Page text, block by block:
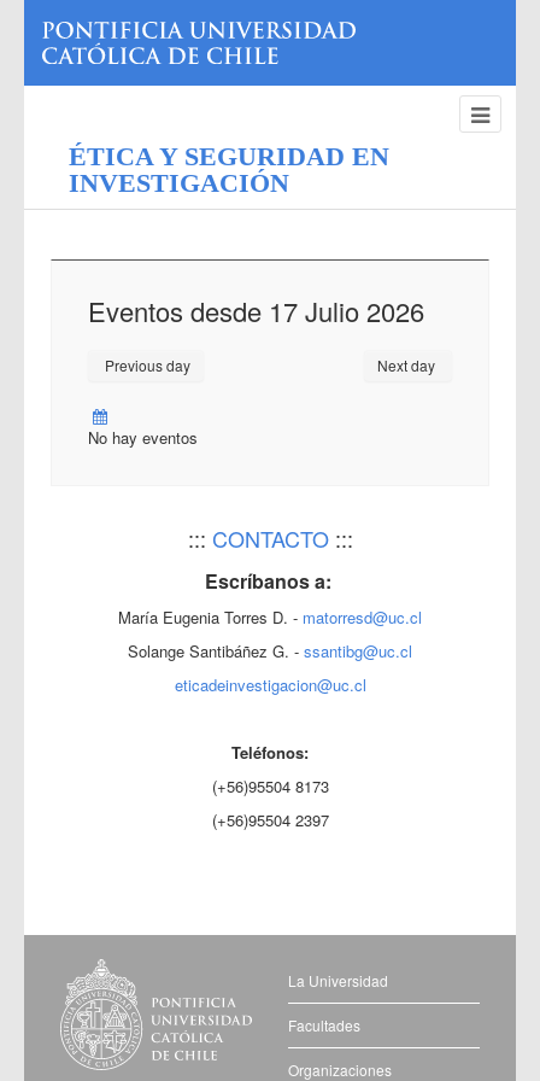
ÉTICA Y SEGURIDAD EN
INVESTIGACIÓN
Eventos desde 17 Julio 2026
Previous day Next day
No hay eventos
::: CONTACTO:::
Escríbanos a:
María Eugenia Torres D. - matorresd@uc.cl
Solange Santibáñez G. - ssantibg@uc.cl
eticadeinvestigacion@uc.cl
Teléfonos:
(+56)95504 8173
(+56)95504 2397
La Universidad
Facultades
Organizaciones